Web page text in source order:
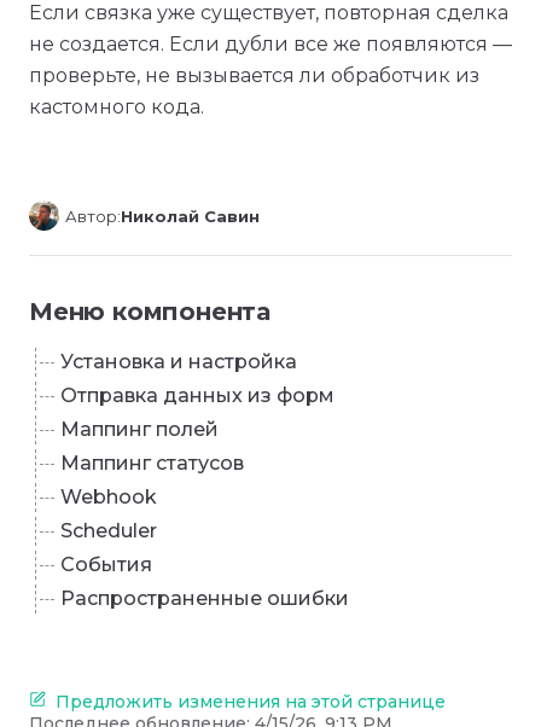
Если связка уже существует, повторная сделка
не создается. Если дубли все же появляются —
проверьте, не вызывается ли обработчик из
кастомного кода.
Автор:Николай Савин
Меню компонента
Установка и настройка
Отправка данных из форм
Маппинг полей
Маппинг статусов
Webhook
Scheduler
События
Распространенные ошибки
Предложить изменения на этой странице